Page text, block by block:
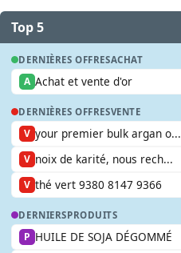
Top 5
DERNIÈRES OFFRESACHAT
A Achat et vente d'or
DERNIÈRES OFFRESVENTE
V your premier bulk argan o...
V noix de karité, nous rech...
V thé vert 9380 8147 9366
DERNIERSPRODUITS
P HUILE DE SOJA DÉGOMMÉ